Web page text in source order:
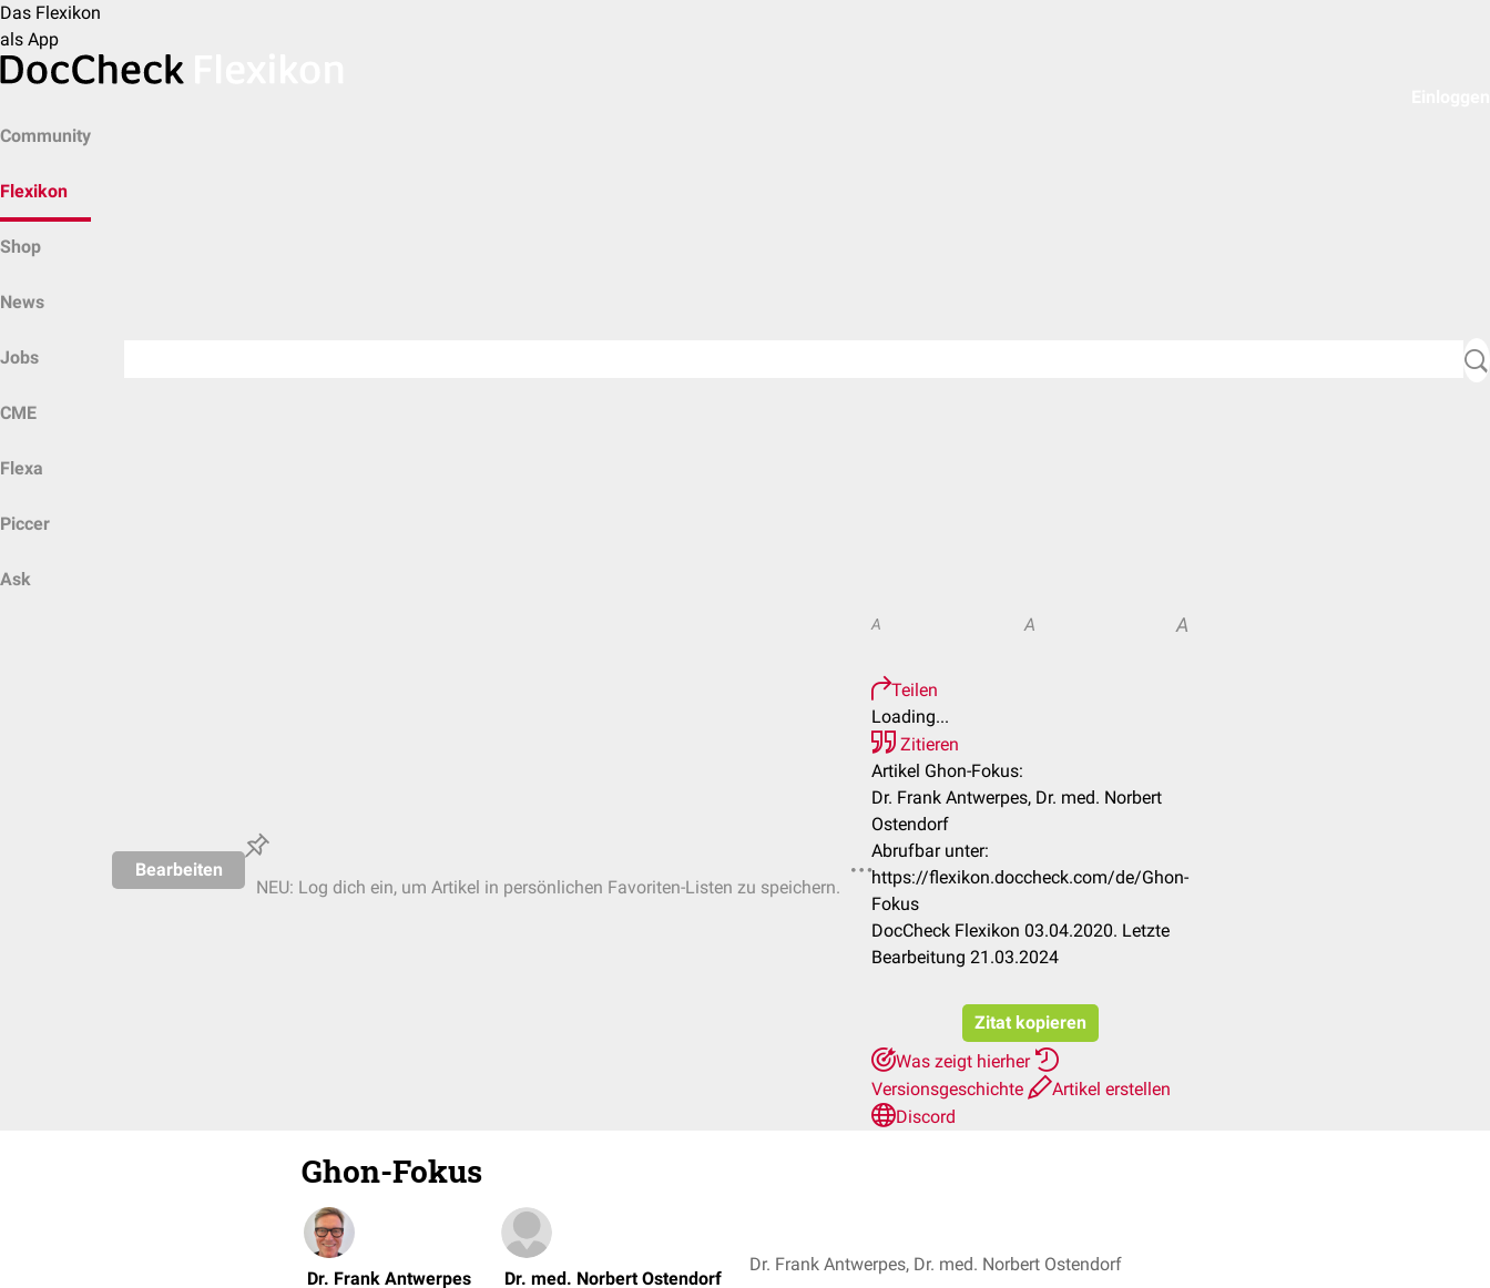
Das Flexikon
als App
Community
Flexikon
Shop
News
Jobs
CME
Flexa
Piccer
Ask
Bearbeiten
NEU: Log dich ein, um Artikel in persönlichen Favoriten-Listen zu speichern.
A A A
Teilen
Loading...
Zitieren
Artikel Ghon-Fokus:
Dr. Frank Antwerpes, Dr. med. Norbert
Ostendorf
Abrufbar unter:
https://flexikon.doccheck.com/de/Ghon-
Fokus
DocCheck Flexikon 03.04.2020. Letzte
Bearbeitung 21.03.2024
Zitat kopieren
Was zeigt hierher
Versionsgeschichte
Artikel erstellen
Discord
Ghon-Fokus
Dr. Frank Antwerpes Dr. med. Norbert Ostendorf
Dr. Frank Antwerpes, Dr. med. Norbert Ostendorf